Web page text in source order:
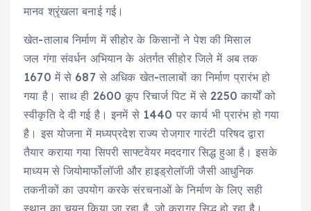
मानव श्रृंखला बनाई गई।
खेत-तालाब निर्माण में सीहोर के किसानों ने पेश की मिसाल
जल गंगा संवर्धन अभियान के अंतर्गत सीहोर जिले में अब तक
1670 में से 687 से अधिक खेत-तालाबों का निर्माण प्रारंभ हो
गया है। साथ ही 2600 कूप रिचार्ज पिट में से 2250 कार्यों को
स्वीकृति दे दी गई है। इनमें से 1440 पर कार्य भी प्रारंभ हो गया
है। इस योजना में मध्यप्रदेश राज्य रोजगार गारंटी परिषद द्वारा
तैयार कराया गया सिपरी साफ्टवेयर मददगार सिद्ध हुआ है। इसके
माध्यम से जियोमार्फोलॉजी और हाइड्रोलॉजी जैसी आधुनिक
तकनीकों का उपयोग करके संरचनाओं के निर्माण के लिए सही
स्थान का चयन किया जा रहा है, जो करागर सिद्ध हो रहा है।